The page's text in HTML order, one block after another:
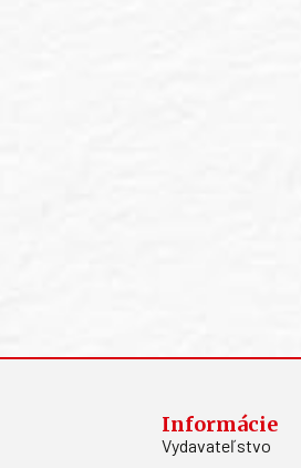
Informácie
Vydavateľstvo